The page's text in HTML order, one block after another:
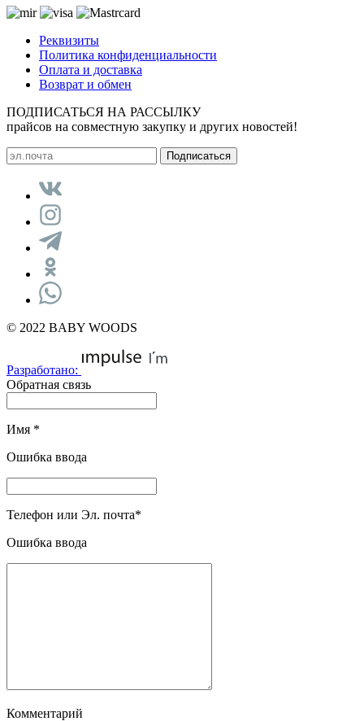
Реквизиты
Политика конфиденциальности
Оплата и доставка
Возврат и обмен
ПОДПИСАТЬСЯ НА РАССЫЛКУ
прайсов на совместную закупку и других новостей!
© 2022 BABY WOODS
Разработано:
Обратная связь
Имя *
Ошибка ввода
Телефон или Эл. почта*
Ошибка ввода
Комментарий